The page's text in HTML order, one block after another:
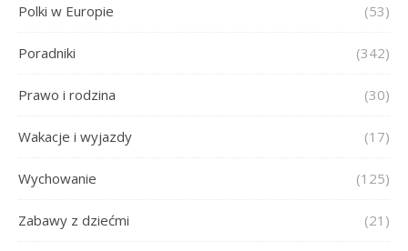
Polki w Europie (53)
Poradniki (342)
Prawo i rodzina (30)
Wakacje i wyjazdy (17)
Wychowanie (125)
Zabawy z dziećmi (21)